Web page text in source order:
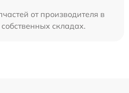
от производителя в
складах.